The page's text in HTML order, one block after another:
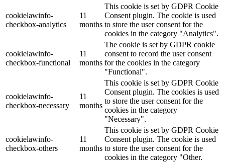
cookielawinfo-
checkbox-analytics
11
months
This cookie is set by GDPR Cookie
Consent plugin. The cookie is used
to store the user consent for the
cookies in the category "Analytics".
cookielawinfo-
checkbox-functional
11
months
The cookie is set by GDPR cookie
consent to record the user consent
for the cookies in the category
"Functional".
cookielawinfo-
checkbox-necessary
11
months
This cookie is set by GDPR Cookie
Consent plugin. The cookies is used
to store the user consent for the
cookies in the category
"Necessary".
cookielawinfo-
checkbox-others
11
months
This cookie is set by GDPR Cookie
Consent plugin. The cookie is used
to store the user consent for the
cookies in the category "Other.